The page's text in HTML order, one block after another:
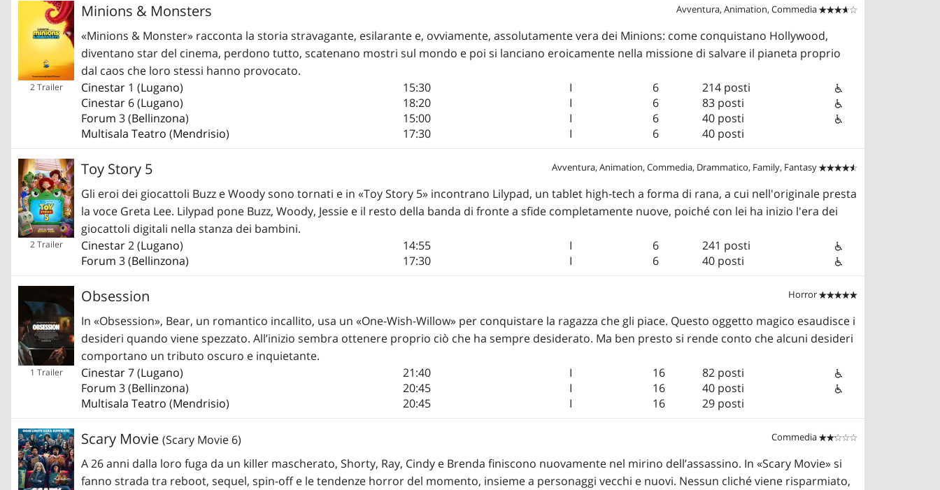
Avventura, Animation, Commedia 

2 Trailer
Minions & Monsters
«Minions & Monster» racconta la storia stravagante, esilarante e, ovviamente, assolutamente vera dei Minions: come conquistano Hollywood,
diventano star del cinema, perdono tutto, scatenano mostri sul mondo e poi si lanciano eroicamente nella missione di salvare il pianeta proprio
dal caos che loro stessi hanno provocato.
Cinestar 1 (Lugano) 15:30 I 6
214 posti
Cinestar 6 (Lugano) 18:20 I 6
83 posti
Forum 3 (Bellinzona) 15:00 I 6
40 posti
Multisala Teatro (Mendrisio) 17:30 I 6 40 posti
Avventura, Animation, Commedia, Drammatico, Family, Fantasy 

2 Trailer
Toy Story 5
Gli eroi dei giocattoli Buzz e Woody sono tornati e in «Toy Story 5» incontrano Lilypad, un tablet high-tech a forma di rana, a cui nell'originale presta
la voce Greta Lee. Lilypad pone Buzz, Woody, Jessie e il resto della banda di fronte a sfide completamente nuove, poiché con lei ha inizio l'era dei
giocattoli digitali nella stanza dei bambini.
Cinestar2 (Lugano) 14:55 I 6
241 posti
Forum 3 (Bellinzona) 17:30 I 6 40 posti
Horror 

1 Trailer
Obsession
In «Obsession», Bear, un romantico incallito, usa un «One-Wish-Willow» per conquistare la ragazza che gli piace. Questo oggetto magico esaudisce i
desideri quando viene spezzato. All’inizio sembra ottenere proprio ciò che ha sempre desiderato. Ma ben presto si rende conto che alcuni desideri
comportano un tributo oscuro e inquietante.
Cinestar7 (Lugano) 21:40 I 16
82 posti
Forum 3 (Bellinzona) 20:45 I 16
40 posti
Multisala Teatro (Mendrisio) 20:45 I 16 29 posti
Commedia 

Scary Movie (Scary Movie 6)
A 26 anni dalla loro fuga da un killer mascherato, Shorty, Ray, Cindy e Brenda finiscono nuovamente nel mirino dell’assassino. In «Scary Movie» si
fanno strada tra reboot, sequel, spin-off e le tendenze horror del momento, insieme a personaggi vecchi e nuovi. Nessun cliché viene risparmiato,